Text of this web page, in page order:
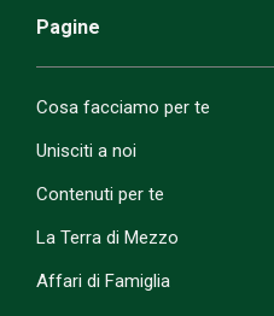
Pagine
Cosa facciamo per te
Unisciti a noi
Contenuti per te
La Terra di Mezzo
Affari di Famiglia